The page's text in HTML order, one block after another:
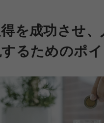
を成功させ
るためのポ